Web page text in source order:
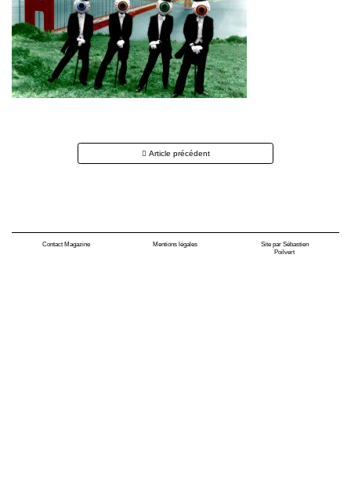
Navigation
Article précédent
Contact Magazine Mentions légales
Site par Sébastien
Poilvert